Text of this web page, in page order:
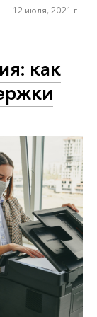
12 июля, 2021 г.
как